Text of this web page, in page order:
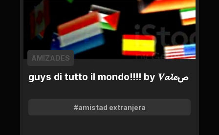
guys di tutto il mondo!!!! by 𝑽𝓪𝓵𝓮ص
AMIZADES
#amistad extranjera